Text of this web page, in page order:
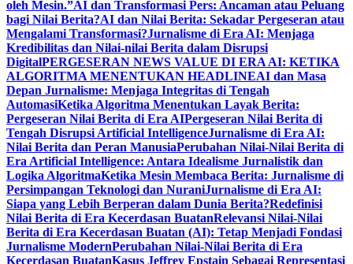
oleh Mesin.”AI dan Transformasi Pers: Ancaman atau Peluang
bagi Nilai Berita?AI dan Nilai Berita: Sekadar Pergeseran atau
Mengalami Transformasi?Jurnalisme di Era AI: Menjaga
Kredibilitas dan Nilai-nilai Berita dalam Disrupsi
DigitalPERGESERAN NEWS VALUE DI ERA AI: KETIKA
ALGORITMA MENENTUKAN HEADLINEAI dan Masa
Depan Jurnalisme: Menjaga Integritas di Tengah
AutomasiKetika Algoritma Menentukan Layak Berita:
Pergeseran Nilai Berita di Era AIPergeseran Nilai Berita di
Tengah Disrupsi Artificial IntelligenceJurnalisme di Era AI:
Nilai Berita dan Peran ManusiaPerubahan Nilai-Nilai Berita di
Era Artificial Intelligence: Antara Idealisme Jurnalistik dan
Logika AlgoritmaKetika Mesin Membaca Berita: Jurnalisme di
Persimpangan Teknologi dan NuraniJurnalisme di Era AI:
Siapa yang Lebih Berperan dalam Dunia Berita?Redefinisi
Nilai Berita di Era Kecerdasan BuatanRelevansi Nilai-Nilai
Berita di Era Kecerdasan Buatan (AI): Tetap Menjadi Fondasi
Jurnalisme ModernPerubahan Nilai-Nilai Berita di Era
Kecerdasan BuatanKasus Jeffrey Epstain Sebagai Representasi